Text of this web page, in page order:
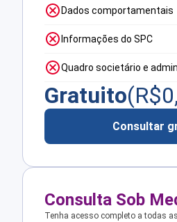
Dados comportamentais
Informações do SPC
Quadro societário e
Gratuito(R$
Consultar
Consulta Sob
Tenha acesso completo a todas